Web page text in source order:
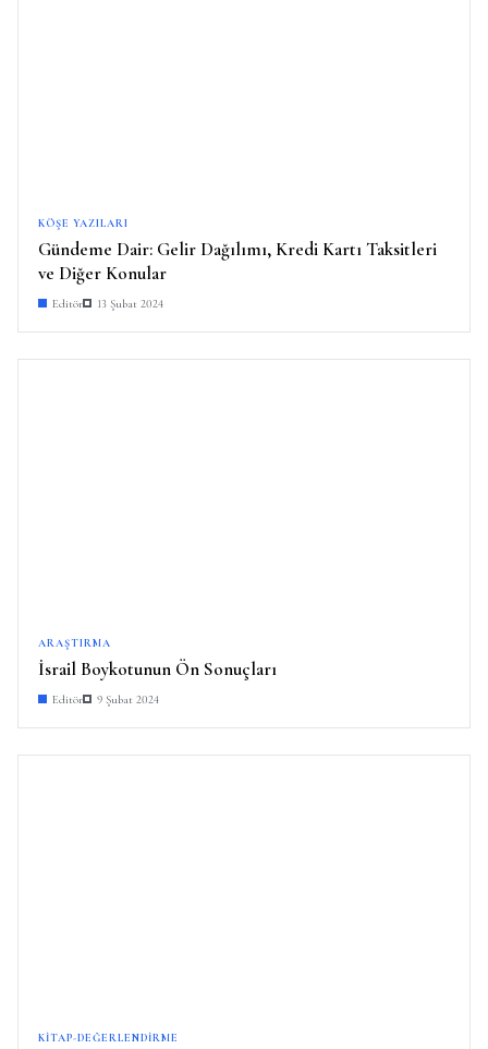
KÖŞE YAZILARI
Gündeme Dair: Gelir Dağılımı, Kredi Kartı Taksitleri
ve Diğer Konular
Editör 13 Şubat 2024
ARAŞTIRMA
İsrail Boykotunun Ön Sonuçları
Editör 9 Şubat 2024
KITAP-DEĞERLENDIRME